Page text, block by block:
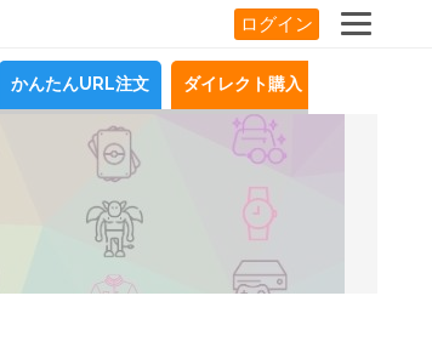
ログイン
かんたんURL注文 ダイレクト購入